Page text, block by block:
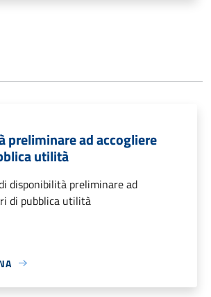
preliminare ad accogliere
utilità
disponibilità preliminare ad
di pubblica utilità